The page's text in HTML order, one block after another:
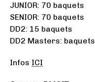
JUNIOR: 70 baquets
SENIOR: 70 baquets
DD2: 15 baquets
DD2 Masters: baquets
Infos ICI